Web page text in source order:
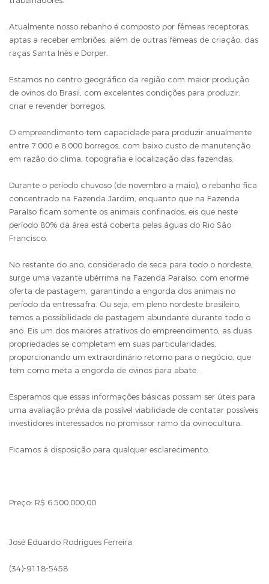
Atualmente nosso rebanho é composto por fêmeas receptoras,
aptas a receber embriões, além de outras fêmeas de criação, das
raças Santa Inês e Dorper.
Estamos no centro geográfico da região com maior produção
de ovinos do Brasil, com excelentes condições para produzir,
criar e revender borregos.
O empreendimento tem capacidade para produzir anualmente
entre 7.000 e 8.000 borregos, com baixo custo de manutenção
em razão do clima, topografia e localização das fazendas.
Durante o período chuvoso (de novembro a maio), o rebanho fica
concentrado na Fazenda Jardim, enquanto que na Fazenda
Paraíso ficam somente os animais confinados, eis que neste
período 80% da área está coberta pelas águas do Rio São
Francisco.
No restante do ano, considerado de seca para todo o nordeste,
surge uma vazante ubérrima na Fazenda Paraíso, com enorme
oferta de pastagem, garantindo a engorda dos animais no
período da entressafra. Ou seja, em pleno nordeste brasileiro,
temos a possibilidade de pastagem abundante durante todo o
ano. Eis um dos maiores atrativos do empreendimento, as duas
propriedades se completam em suas particularidades,
proporcionando um extraordinário retorno para o negócio, que
tem como meta a engorda de ovinos para abate.
Esperamos que essas informações básicas possam ser úteis para
uma avaliação prévia da possível viabilidade de contatar possíveis
investidores interessados no promissor ramo da ovinocultura.
Ficamos á disposição para qualquer esclarecimento.
Preço: R$ 6.500.000,00
José Eduardo Rodrigues Ferreira
(34)-9118-5458